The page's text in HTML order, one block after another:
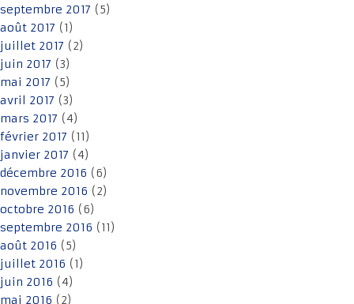
septembre 2017 (5)
août 2017 (1)
juillet 2017 (2)
juin 2017 (3)
mai 2017 (5)
avril 2017 (3)
mars 2017 (4)
février 2017 (11)
janvier 2017 (4)
décembre 2016 (6)
novembre 2016 (2)
octobre 2016 (6)
septembre 2016 (11)
août 2016 (5)
juillet 2016 (1)
juin 2016 (4)
mai 2016 (2)